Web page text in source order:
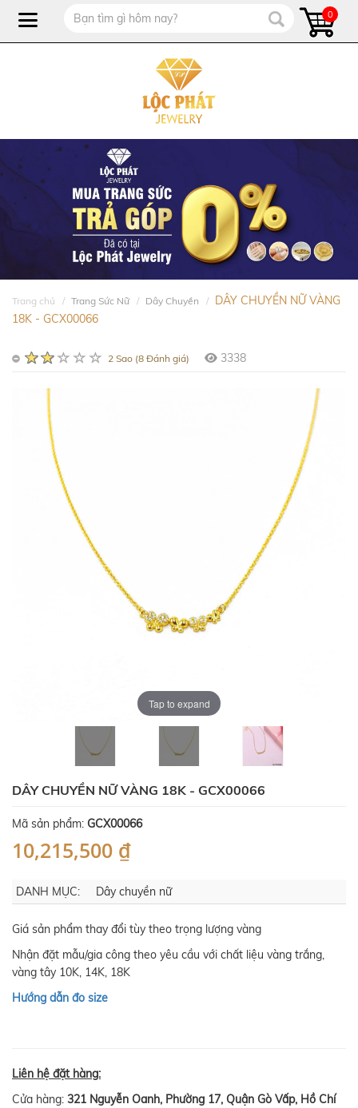
0
Trang chủ Trang Sức Nữ Dây Chuyền
DÂY CHUYỀN NỮ VÀNG
18K - GCX00066
2 Sao (8 Đánh giá) 3338
Tap to expand
DÂY CHUYỀN NỮ VÀNG 18K - GCX00066
Mã sản phẩm: GCX00066
10,215,500 ₫
DANH MỤC: Dây chuyền nữ
Giá sản phẩm thay đổi tùy theo trọng lượng vàng
Nhận đặt mẫu/gia công theo yêu cầu với chất liệu vàng trắng,
vàng tây 10K, 14K, 18K
Hướng dẫn đo size
Liên hệ đặt hàng:
Cửa hàng: 321 Nguyễn Oanh, Phường 17, Quận Gò Vấp, Hồ Chí